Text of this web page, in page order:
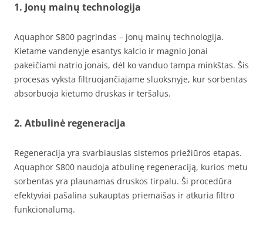
1. Jonų mainų technologija
Aquaphor S800 pagrindas – jonų mainų technologija.
Kietame vandenyje esantys kalcio ir magnio jonai
pakeičiami natrio jonais, dėl ko vanduo tampa minkštas. Šis
procesas vyksta filtruojančiajame sluoksnyje, kur sorbentas
absorbuoja kietumo druskas ir teršalus.
2. Atbulinė regeneracija
Regeneracija yra svarbiausias sistemos priežiūros etapas.
Aquaphor S800 naudoja atbulinę regeneraciją, kurios metu
sorbentas yra plaunamas druskos tirpalu. Ši procedūra
efektyviai pašalina sukauptas priemaišas ir atkuria filtro
funkcionalumą.